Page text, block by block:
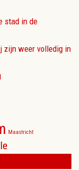
stad in de
zijn weer volledig in
Maastricht